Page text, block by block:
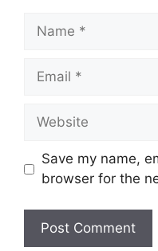
Name
Email
Website
Save my name,
browser for the